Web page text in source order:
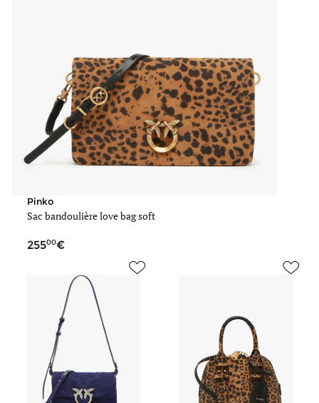
Pinko
Sac bandoulière love bag soft
25500